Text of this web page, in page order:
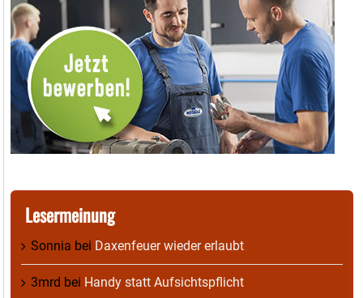
Lesermeinung
Sonnia bei Daxenfeuer wieder erlaubt
3mrd bei Handy statt Aufsichtspflicht